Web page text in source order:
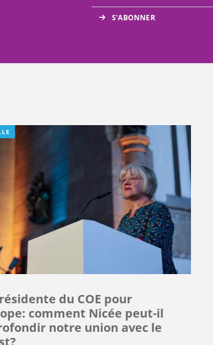
du COE pour
comment Nicée peut-il
notre union avec le